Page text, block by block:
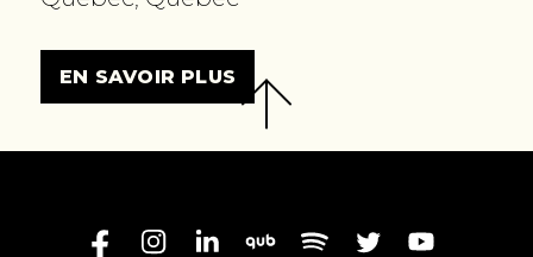
EN SAVOIR PLUS